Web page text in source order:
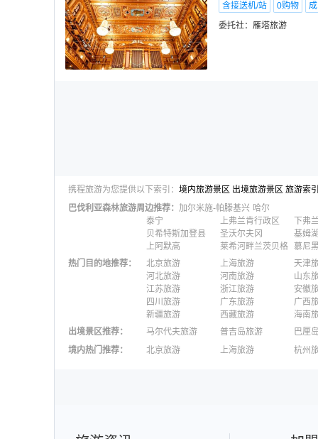
含接送机/站
0购物
委托社： 雁塔旅游
携程旅游为您提供以下索引： 境内旅游景区 出境旅游景区 旅游索
巴伐利亚森林旅游周边推荐： 加尔米施-帕滕基兴 哈尔
泰宁
上弗兰肯行政区
下弗
贝希特斯加登县
圣沃尔夫冈
基姆
上阿默高
莱希河畔兰茨贝格 慕尼
热门目的地推荐： 北京旅游 上海旅游
天津
河北旅游
河南旅游
山东
江苏旅游
浙江旅游
安徽
四川旅游
广东旅游
广西
新疆旅游
西藏旅游
海南
出境景区推荐： 马尔代夫旅游 普吉岛旅游
巴厘
澳大利亚旅游
毛里求斯旅游
苏梅
境内热门推荐： 北京旅游 上海旅游
杭州